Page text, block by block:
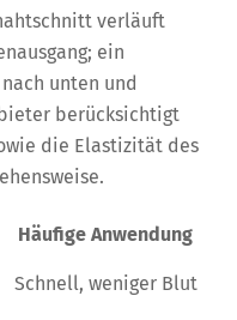
verläuft
ein
unten und
berücksichtigt
die Elastizität des
Häufige Anwendung
Schnell, weniger Blut